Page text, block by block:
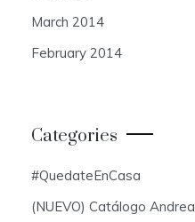
March 2014
February 2014
Categories
#QuedateEnCasa
(NUEVO) Catálogo Andrea